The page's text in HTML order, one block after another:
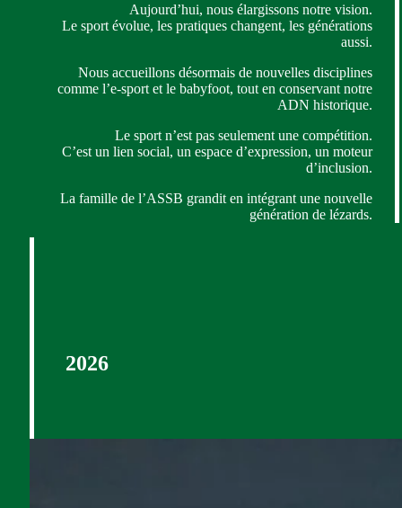
Aujourd’hui, nous élargissons notre vision.
Le sport évolue, les pratiques changent, les générations
aussi.
Nous accueillons désormais de nouvelles disciplines
comme l’e-sport et le babyfoot, tout en conservant notre
ADN historique.
Le sport n’est pas seulement une compétition.
C’est un lien social, un espace d’expression, un moteur
d’inclusion.
La famille de l’ASSB grandit en intégrant une nouvelle
génération de lézards.
2026